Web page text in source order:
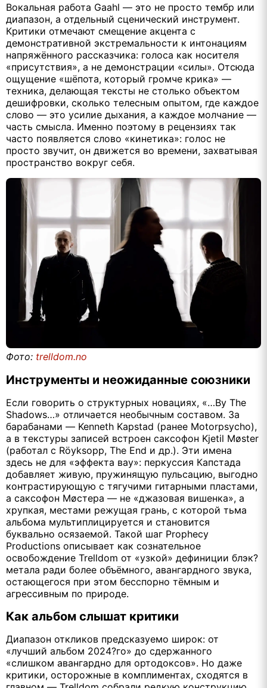
Вокальная работа Gaahl — это не просто тембр или
диапазон, а отдельный сценический инструмент.
Критики отмечают смещение акцента с
демонстративной экстремальности к интонациям
напряжённого рассказчика: голоса как носителя
«присутствия», а не демонстрации «силы». Отсюда
ощущение «шёпота, который громче крика» —
техника, делающая тексты не столько объектом
дешифровки, сколько телесным опытом, где каждое
слово — это усилие дыхания, а каждое молчание —
часть смысла. Именно поэтому в рецензиях так
часто появляется слово «кинетика»: голос не
просто звучит, он движется во времени, захватывая
пространство вокруг себя.
Фото: trelldom.no
Инструменты и неожиданные союзники
Если говорить о структурных новациях, «…By The
Shadows…» отличается необычным составом. За
барабанами — Kenneth Kapstad (ранее Motorpsycho),
а в текстуры записей встроен саксофон Kjetil Møster
(работал с Röyksopp, The End и др.). Эти имена
здесь не для «эффекта вау»: перкуссия Капстада
добавляет живую, пружинящую пульсацию, выгодно
контрастирующую с тягучими гитарными пластами,
а саксофон Мøстера — не «джазовая вишенка», а
хрупкая, местами режущая грань, с которой тьма
альбома мультиплицируется и становится
буквально осязаемой. Такой шаг Prophecy
Productions описывает как сознательное
освобождение Trelldom от «узкой» дефиниции блэк?
метала ради более объёмного, авангардного звука,
остающегося при этом бесспорно тёмным и
агрессивным по природе.
Как альбом слышат критики
Диапазон откликов предсказуемо широк: от
«лучший альбом 2024?го» до сдержанного
«слишком авангардно для ортодоксов». Но даже
критики, осторожные в комплиментах, сходятся в